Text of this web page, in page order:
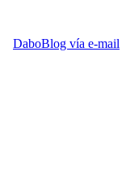
DaboBlog vía e-mail